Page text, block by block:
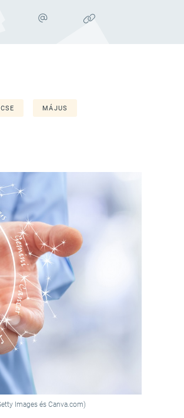
MÁJUS
Images és Canva.com)